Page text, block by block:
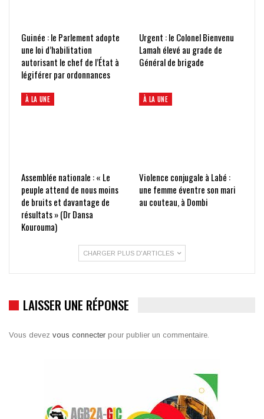
Guinée : le Parlement adopte
une loi d’habilitation
autorisant le chef de l’État à
légiférer par ordonnances
Urgent : le Colonel Bienvenu
Lamah élevé au grade de
Général de brigade
À LA UNE
Assemblée nationale : « Le
peuple attend de nous moins
de bruits et davantage de
résultats » (Dr Dansa
Kourouma)
À LA UNE
Violence conjugale à Labé :
une femme éventre son mari
au couteau, à Dombi
CHARGER PLUS D'ARTICLES
LAISSER UNE RÉPONSE
Vous devez vous connecter pour publier un commentaire.